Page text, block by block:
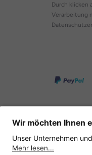
Durch klicken
Verarbeitung